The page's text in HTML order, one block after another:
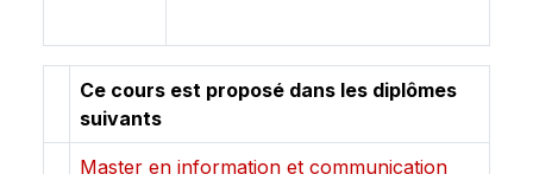
Ce cours est proposé dans les diplômes
suivants
Master en information et communication